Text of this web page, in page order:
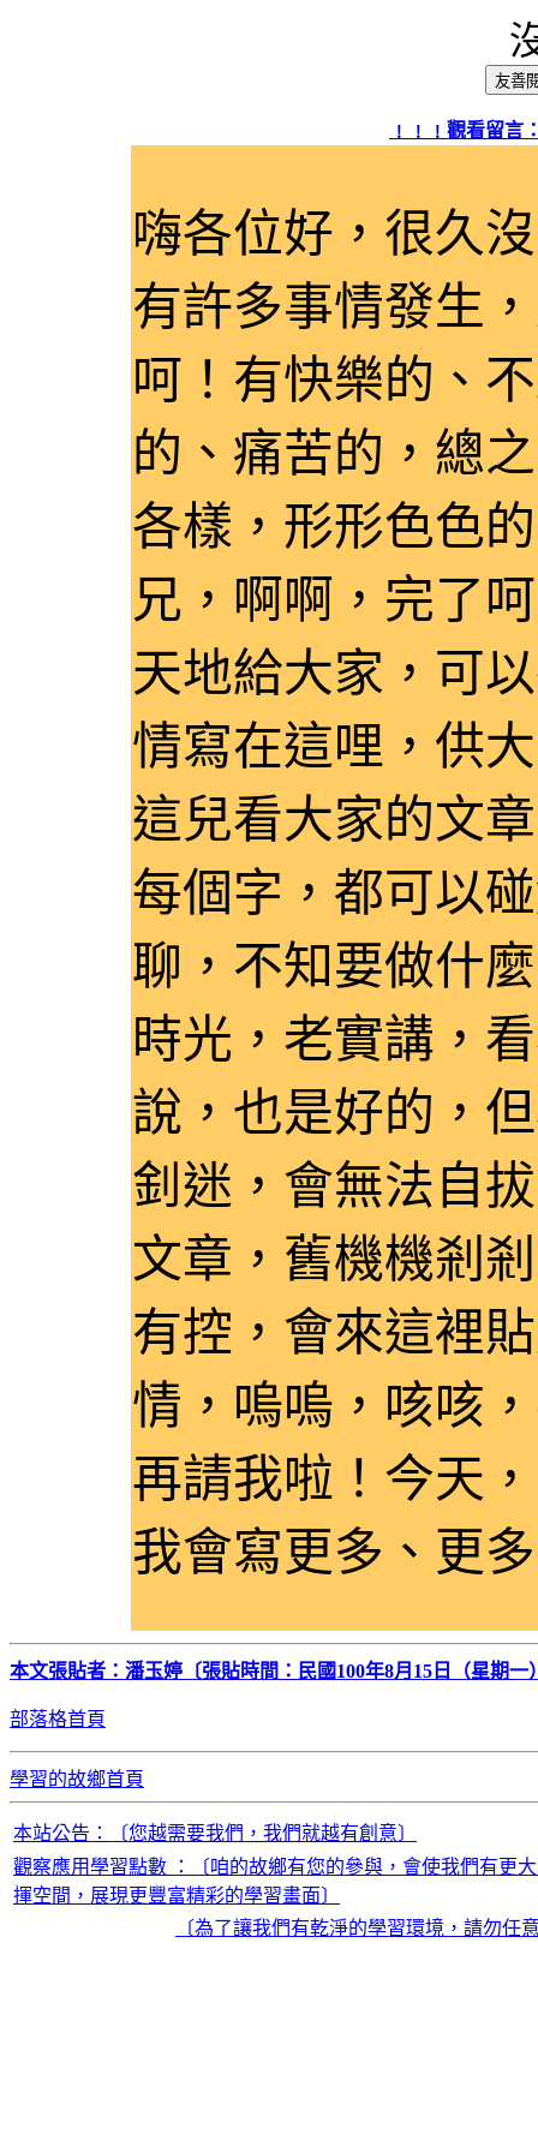
﹗﹗﹗觀看留言
嗨各位好，很久
有許多事情發生
呵！有快樂的、
的、痛苦的，總
各樣，形形色色
兄，啊啊，完了
天地給大家，可
情寫在這哩，供
這兒看大家的文
每個字，都可以
聊，不知要做什
時光，老實講，
說，也是好的，
釗迷，會無法自
文章，舊機機剎
有控，會來這裡
情，嗚嗚，咳咳
再請我啦！今天
我會寫更多、更
本文張貼者：潘玉婷〔張貼時間：民國100年8月15日（星期一
部落格首頁
學習的故鄉首頁
本站公告：〔您越需要我們，我們就越有創意〕
觀察應用學習點數 ：〔咱的故鄉有您的參與，會使我們有更
揮空間，展現更豐富精彩的學習畫面〕
〔為了讓我們有乾淨的學習環境，請勿